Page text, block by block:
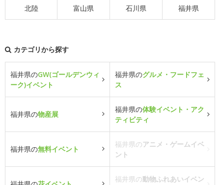
北陸 富山県 石川県 福井県
カテゴリから探す
福井県のGW(ゴールデンウィ
ーク)イベント
福井県のグルメ・フードフェ
ス
福井県の物産展
福井県の体験イベント・アク
ティビティ
福井県の無料イベント
福井県のアニメ・ゲームイベ
ント
福井県の動物ふれあいイベン